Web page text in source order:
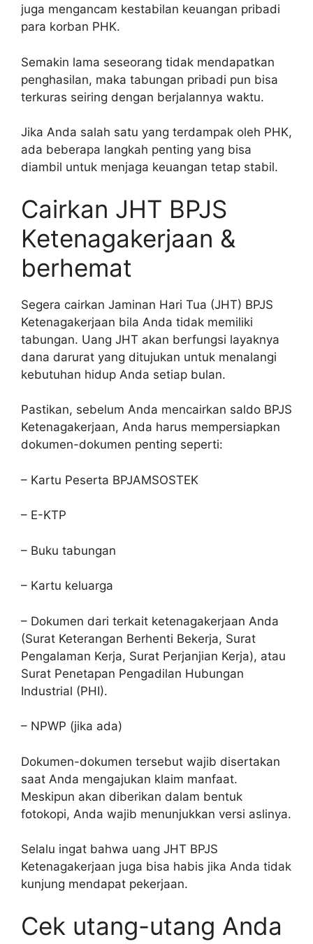
juga mengancam kestabilan keuangan pribadi
para korban PHK.
Semakin lama seseorang tidak mendapatkan
penghasilan, maka tabungan pribadi pun bisa
terkuras seiring dengan berjalannya waktu.
Jika Anda salah satu yang terdampak oleh PHK,
ada beberapa langkah penting yang bisa
diambil untuk menjaga keuangan tetap stabil.
Cairkan JHT BPJS
Ketenagakerjaan &
berhemat
Segera cairkan Jaminan Hari Tua (JHT) BPJS
Ketenagakerjaan bila Anda tidak memiliki
tabungan. Uang JHT akan berfungsi layaknya
dana darurat yang ditujukan untuk menalangi
kebutuhan hidup Anda setiap bulan.
Pastikan, sebelum Anda mencairkan saldo BPJS
Ketenagakerjaan, Anda harus mempersiapkan
dokumen-dokumen penting seperti:
– Kartu Peserta BPJAMSOSTEK
– E-KTP
– Buku tabungan
– Kartu keluarga
– Dokumen dari terkait ketenagakerjaan Anda
(Surat Keterangan Berhenti Bekerja, Surat
Pengalaman Kerja, Surat Perjanjian Kerja), atau
Surat Penetapan Pengadilan Hubungan
Industrial (PHI).
– NPWP (jika ada)
Dokumen-dokumen tersebut wajib disertakan
saat Anda mengajukan klaim manfaat.
Meskipun akan diberikan dalam bentuk
fotokopi, Anda wajib menunjukkan versi aslinya.
Selalu ingat bahwa uang JHT BPJS
Ketenagakerjaan juga bisa habis jika Anda tidak
kunjung mendapat pekerjaan.
Cek utang-utang Anda